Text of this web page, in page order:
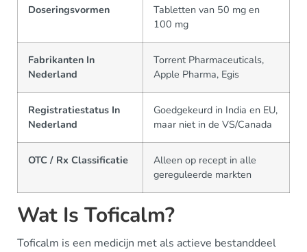
Doseringsvormen
Tabletten van 50 mg en
100 mg
Fabrikanten In
Nederland
Torrent Pharmaceuticals,
Apple Pharma, Egis
Registratiestatus In
Nederland
Goedgekeurd in India en EU,
maar niet in de VS/Canada
OTC / Rx Classificatie
Alleen op recept in alle
gereguleerde markten
Wat Is Toficalm?
Toficalm is een medicijn met als actieve bestanddeel